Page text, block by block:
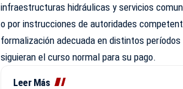
infraestructuras hidráulicas y servicios
o por instrucciones de autoridades
formalización adecuada en distintos
siguieran el curso normal para su pago.
Leer Más